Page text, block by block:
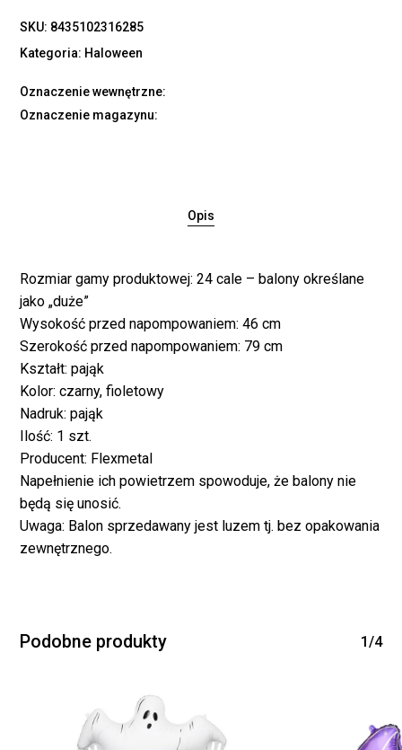
Brak produktów w
SKU: 8435102316285
Kategoria: Haloween
Oznaczenie wewnętrzne:
Oznaczenie magazynu:
Opis
Rozmiar gamy produktowej: 24 cale – balony określane
jako „duże”
Wysokość przed napompowaniem: 46 cm
Szerokość przed napompowaniem: 79 cm
Kształt: pająk
Kolor: czarny, fioletowy
Nadruk: pająk
Ilość: 1 szt.
Producent: Flexmetal
Napełnienie ich powietrzem spowoduje, że balony nie
będą się unosić.
Uwaga: Balon sprzedawany jest luzem tj. bez opakowania
zewnętrznego.
Podobne produkty 1/4